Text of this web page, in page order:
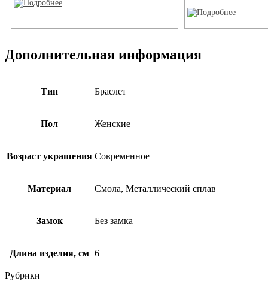
Дополнительная информация
Тип Браслет
Пол Женские
Возраст украшения Современное
Материал Смола, Металлический сплав
Замок Без замка
Длина изделия, см 6
Рубрики